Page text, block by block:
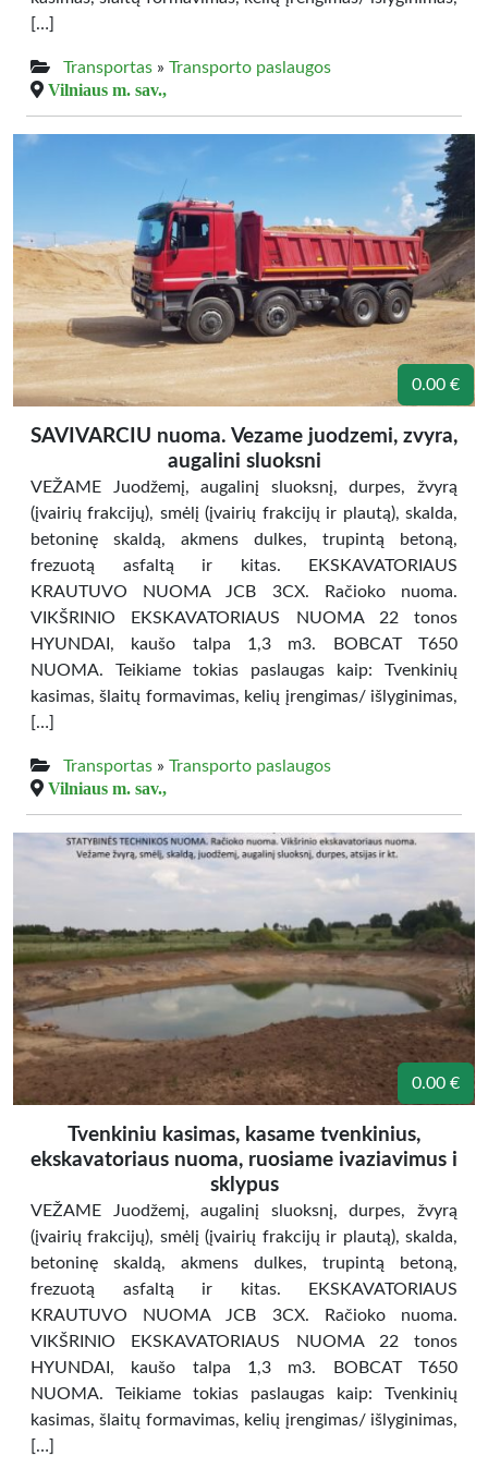
[…]
Transportas » Transporto paslaugos
Vilniaus m. sav.,
0.00 €
SAVIVARCIU nuoma. Vezame juodzemi, zvyra,
augalini sluoksni
VEŽAME Juodžemį, augalinį sluoksnį, durpes, žvyrą
(įvairių frakcijų), smėlį (įvairių frakcijų ir plautą), skalda,
betoninę skaldą, akmens dulkes, trupintą betoną,
frezuotą asfaltą ir kitas. EKSKAVATORIAUS
KRAUTUVO NUOMA JCB 3CX. Račioko nuoma.
VIKŠRINIO EKSKAVATORIAUS NUOMA 22 tonos
HYUNDAI, kaušo talpa 1,3 m3. BOBCAT T650
NUOMA. Teikiame tokias paslaugas kaip: Tvenkinių
kasimas, šlaitų formavimas, kelių įrengimas/ išlyginimas,
[…]
Transportas » Transporto paslaugos
Vilniaus m. sav.,
0.00 €
Tvenkiniu kasimas, kasame tvenkinius,
ekskavatoriaus nuoma, ruosiame ivaziavimus i
sklypus
VEŽAME Juodžemį, augalinį sluoksnį, durpes, žvyrą
(įvairių frakcijų), smėlį (įvairių frakcijų ir plautą), skalda,
betoninę skaldą, akmens dulkes, trupintą betoną,
frezuotą asfaltą ir kitas. EKSKAVATORIAUS
KRAUTUVO NUOMA JCB 3CX. Račioko nuoma.
VIKŠRINIO EKSKAVATORIAUS NUOMA 22 tonos
HYUNDAI, kaušo talpa 1,3 m3. BOBCAT T650
NUOMA. Teikiame tokias paslaugas kaip: Tvenkinių
kasimas, šlaitų formavimas, kelių įrengimas/ išlyginimas,
[…]